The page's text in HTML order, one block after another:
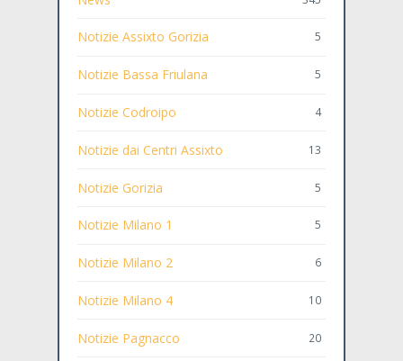
Notizie Assixto Gorizia 5
Notizie Bassa Friulana 5
Notizie Codroipo 4
Notizie dai Centri Assixto 13
Notizie Gorizia 5
Notizie Milano 1 5
Notizie Milano 2 6
Notizie Milano 4 10
Notizie Pagnacco 20